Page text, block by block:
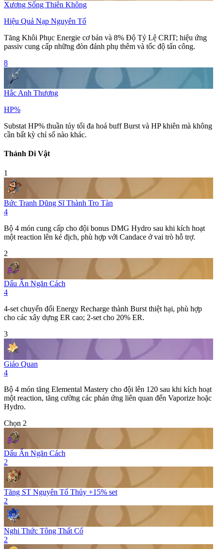
Xương Sống Thiên Không
Hiệu Quả Nạp Nguyên Tố
Tăng Khôi Phục Energie cơ bản và 8% Độ Tỷ Lệ CRIT; hiệu ứng
passiv cung cấp những đòn đánh phụ thêm và tốc độ tấn công.
8
Hắc Anh Thương
HP%
Substat HP% thuần túy tối đa hoá buffBurst và HP khiên mà không
cần bất kỳ chỉ số nào khác.
Thánh Di Vật
1
Bức Tranh Dũng Sĩ Thành Tro Tàn
4
Bộ 4 món cung cấp cho đội bonus DMG Hydro sau khi kích hoạt
một reaction lên kẻ địch, phù hợp với Candace ở vai trò hỗ trợ.
2
Dấu Ấn Ngăn Cách
4
4-set chuyển đổi Energy Recharge thành Burst thiệt hại, phù hợp
cho các xây dựng ER cao; 2-set cho 20% ER.
3
Giáo Quan
4
Bộ 4 món tăng Elemental Mastery cho đội lên 120 sau khi kích hoạt
một reaction, tăng cường các phản ứng liên quan đến Vaporize hoặc
Hydro.
Chọn 2
Dấu Ấn Ngăn Cách
2
Tăng ST Nguyên Tố Thủy +15% set
2
Nghi Thức Tông Thất Cổ
2